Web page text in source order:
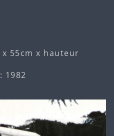
55cm x hauteur
1982